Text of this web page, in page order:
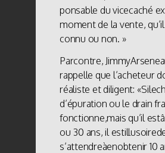
ponsable du vicecaché
moment de la vente,
connu ou non. »
Parcontre,
rappelle que l’acheteur
réaliste et diligent:
d’épuration ou le drain
fonctionne,mais qu’il
ou 30 ans, il
s’attendreàenobtenir 10